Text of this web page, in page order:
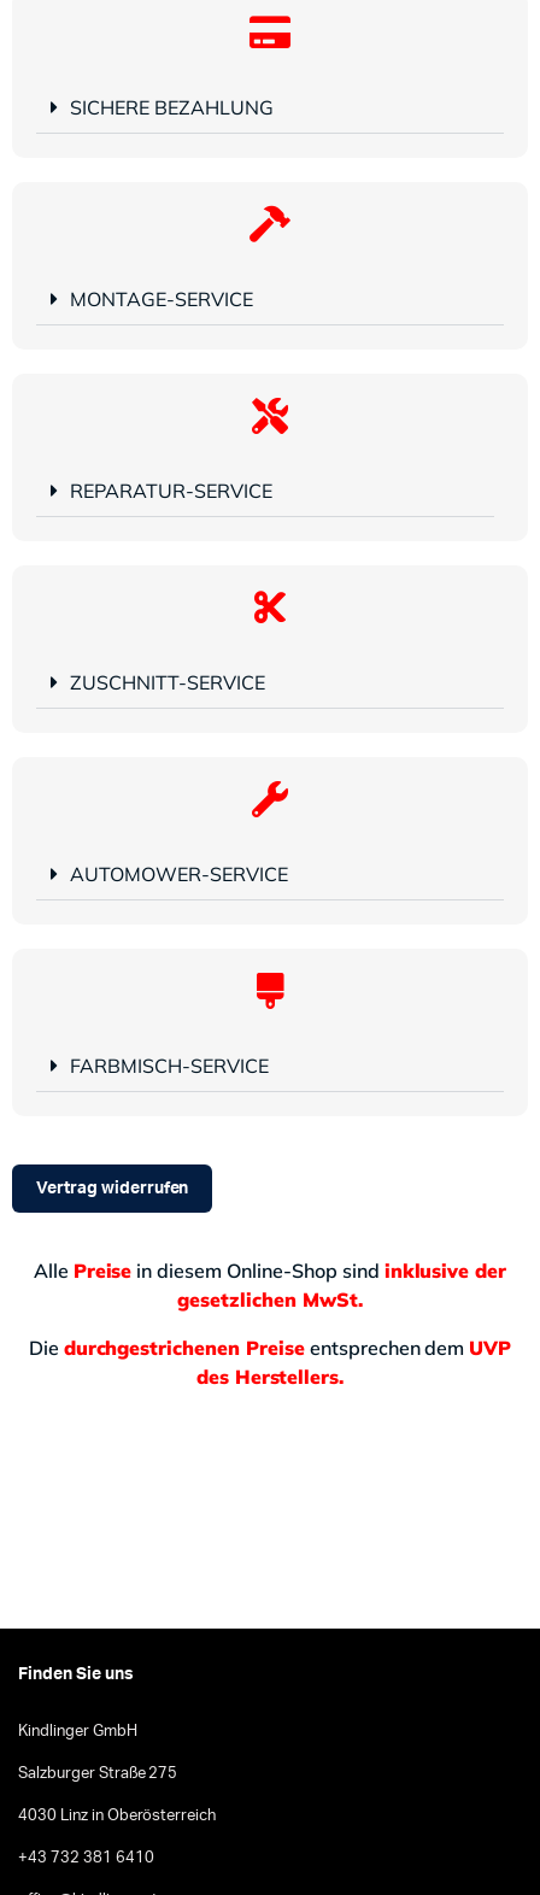
SICHERE BEZAHLUNG
MONTAGE-SERVICE
REPARATUR-SERVICE
ZUSCHNITT-SERVICE
AUTOMOWER-SERVICE
FARBMISCH-SERVICE
Vertrag widerrufen
Alle Preise in diesem Online-Shop sind inklusive der
gesetzlichen MwSt.
Die durchgestrichenen Preiseentsprechen dem UVP
des Herstellers.
Finden Sie uns
Kindlinger GmbH
Salzburger Straße 275
4030 Linz in Oberösterreich
+43 732 381 6410